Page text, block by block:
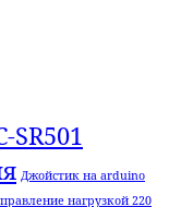
SR501
Джойстик на arduino
нагрузкой 220